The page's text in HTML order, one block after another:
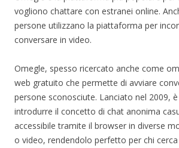
vogliono chattare con estranei online.
persone utilizzano la piattaforma per
conversare in video.
Omegle, spesso ricercato anche come
web gratuito che permette di avviare
persone sconosciute. Lanciato nel 2009,
introdurre il concetto di chat anonima
accessibile tramite il browser in diverse
o video, rendendolo perfetto per chi cerca